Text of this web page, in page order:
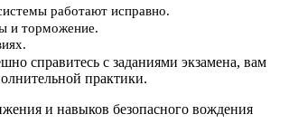
работают исправно.
и торможение.
справитесь с заданиями экзамена, вам
практики.
и навыков безопасного вождения